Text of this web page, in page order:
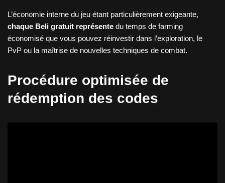
L’économie interne du jeu étant particulièrement exigeante,
chaque Beli gratuit représente du temps de farming
économisé que vous pouvez réinvestir dans l’exploration, le
PvP ou la maîtrise de nouvelles techniques de combat.
Procédure optimisée de
rédemption des codes